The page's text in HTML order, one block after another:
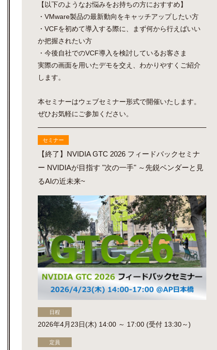
【以下のようなお悩みをお持ちの方におすすめ】
・VMware製品の最新動向をキャッチアップしたい方
・VCFを初めて導入する際に、まず何から行えばいい
か把握されたい方
・今後自社でのVCF導入を検討しているお客さま
実際の画面を用いたデモを交え、わかりやすくご紹介
します。
本セミナーはウェブセミナー形式で開催いたします。
ぜひお気軽にご参加ください。
セミナー
【終了】NVIDIA GTC 2026 フィードバックセミナ
ー NVIDIAが目指す "次の一手" ～先鋭ベンダーと見
るAIの近未来~
日程
2026年4月23日(木) 14:00 ～ 17:00 (受付 13:30～)
定員